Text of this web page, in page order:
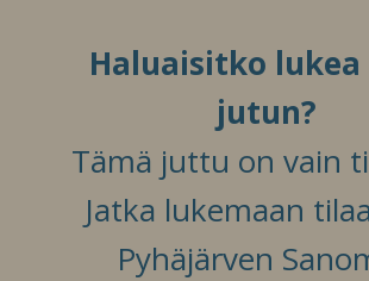
Haluaisitko lukea
jutun?
Tämä juttu on vain
Jatka lukemaan
Pyhäjärven